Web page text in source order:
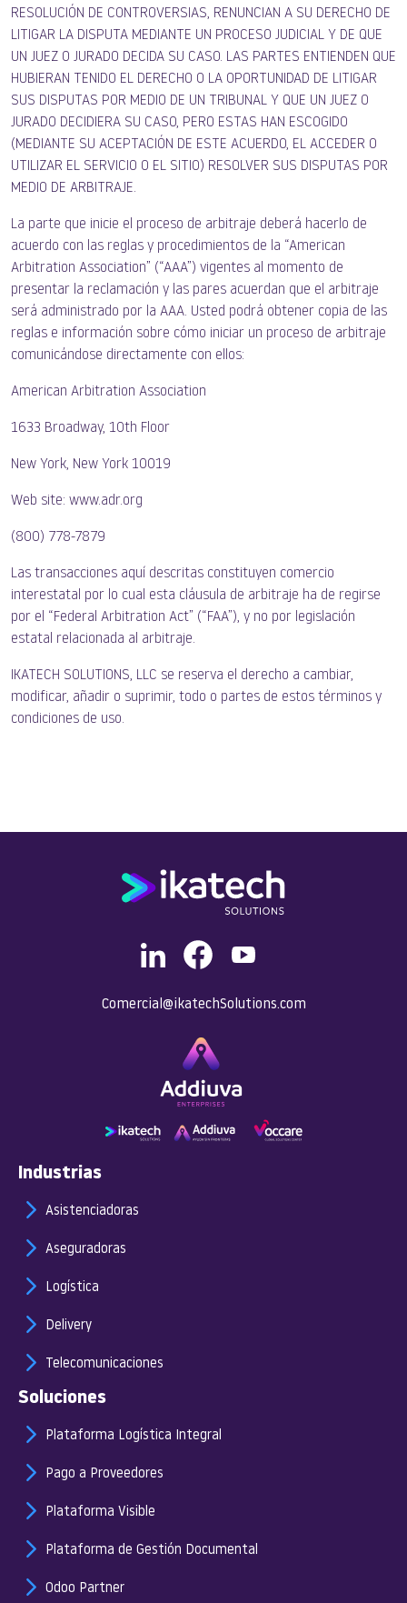
RESOLUCIÓN DE CONTROVERSIAS, RENUNCIAN A SU DERECHO DE
LITIGAR LA DISPUTA MEDIANTE UN PROCESO JUDICIAL Y DE QUE
UN JUEZ O JURADO DECIDA SU CASO. LAS PARTES ENTIENDEN QUE
HUBIERAN TENIDO EL DERECHO O LA OPORTUNIDAD DE LITIGAR
SUS DISPUTAS POR MEDIO DE UN TRIBUNAL Y QUE UN JUEZ O
JURADO DECIDIERA SU CASO, PERO ESTAS HAN ESCOGIDO
(MEDIANTE SU ACEPTACIÓN DE ESTE ACUERDO, EL ACCEDER O
UTILIZAR EL SERVICIO O EL SITIO) RESOLVER SUS DISPUTAS POR
MEDIO DE ARBITRAJE.
La parte que inicie el proceso de arbitraje deberá hacerlo de
acuerdo con las reglas y procedimientos de la “American
Arbitration Association” (“AAA”) vigentes al momento de
presentar la reclamación y las pares acuerdan que el arbitraje
será administrado por la AAA. Usted podrá obtener copia de las
reglas e información sobre cómo iniciar un proceso de arbitraje
comunicándose directamente con ellos:
American Arbitration Association
1633 Broadway, 10th Floor
New York, New York 10019
Web site: www.adr.org
(800) 778-7879
Las transacciones aquí descritas constituyen comercio
interestatal por lo cual esta cláusula de arbitraje ha de regirse
por el “Federal Arbitration Act” (“FAA”), y no por legislación
estatal relacionada al arbitraje.
IKATECH SOLUTIONS, LLC se reserva el derecho a cambiar,
modificar, añadir o suprimir, todo o partes de estos términos y
condiciones de uso.
Comercial@ikatechSolutions.com
Industrias
Asistenciadoras
Aseguradoras
Logística
Delivery
Telecomunicaciones
Soluciones
Plataforma Logística Integral
Pago a Proveedores
Plataforma Visible
Plataforma de Gestión Documental
Odoo Partner